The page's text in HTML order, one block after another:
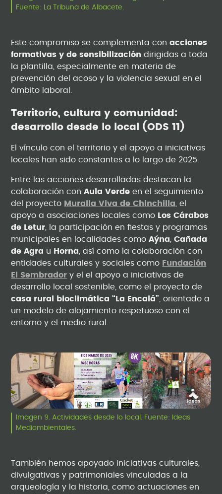
Fuente: La Tribuna de Albacete.
Este compromiso se complementa conacciones
formativas y de sensibilización dirigidas a toda
la plantilla, especialmente en materia de
prevención del acoso y la violencia sexual en el
ámbito laboral.
Territorio, cultura y comunidad:
desarrollo desde lo local (ODS 11)
El vínculo con el territorio y el apoyo a iniciativas
locales han sido constantes a lo largo de 2025.
Entre las acciones desarrolladas destacan la
colaboración conAula Verdeen el seguimiento
del proyecto Muralla Viva de Chinchilla , el
apoyo a asociaciones locales como Los Cárabos
de Letur , la participación en fiestas y programas
municipales en localidades comoAýna ,Cañada
de Agra u Horna , así como la colaboración con
entidades culturales y sociales como Fundación
El Sembrador y el el apoyo a iniciativas de
desarrollo local sostenible, como el proyecto de
casa rural bioclimática “La Encalá” , orientado a
un modelo de alojamiento respetuoso con el
entorno y el medio rural.
Imagen 9. Actividades desde lo local. Fuente: Ideas
Mediombientales.
También hemos apoyado iniciativas culturales,
divulgativas y patrimoniales vinculadas a la
arqueología y la historia, como actuaciones en